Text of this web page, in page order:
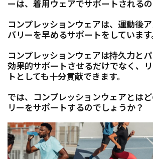
ーは、着用ウェアでサポートされる
コンプレッションウェアは、運動後
バリーを早めるサポートをしています
コンプレッションウェアは持久力と
効果的サポートさせるだけでなく、
トとしても十分貢献できます。
では、コンプレッションウェアとは
リーをサポートするのでしょうか？